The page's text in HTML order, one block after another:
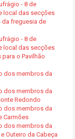
- 8 de
local das secções
freguesia de
- 8 de
local das secções
o Pavilhão
dos membros da
dos membros da
Redondo
dos membros da
Carmões
dos membros da
Outeiro da Cabeça